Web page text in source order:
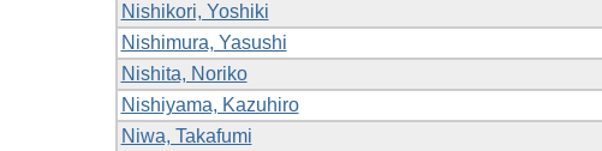
Nishikori, Yoshiki
Nishimura, Yasushi
Nishita, Noriko
Nishiyama, Kazuhiro
Niwa, Takafumi